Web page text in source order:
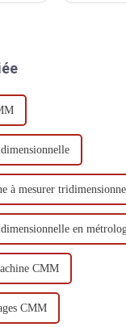
à mesurer
en
CMM
CMM